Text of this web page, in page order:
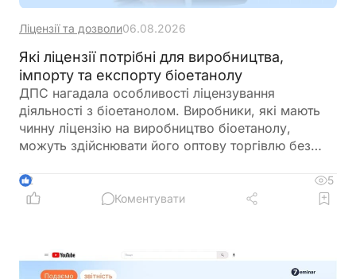
Ліцензії та дозволи06.08.2026
Які ліцензії потрібні для виробництва,
імпорту та експорту біоетанолу
ДПС нагадала особливості ліцензування
діяльності з біоетанолом. Виробники, які мають
чинну ліцензію на виробництво біоетанолу,
можуть здійснювати його оптову торгівлю без
імпорту, експорту та інших операцій із
біоетанолом закон встановлює окремі вимоги, а
2
5
Коментувати